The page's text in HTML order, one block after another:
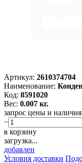
Артикул: 2610374704
Наименование:
Код: 8591020
Вес: 0.007 кг.
запрос цены и наличия
−
в корзину
загрузка...
добавлен
Условия доставки